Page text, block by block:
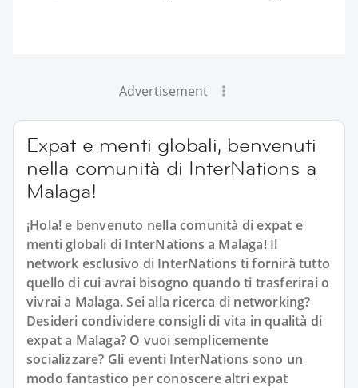
Advertisement
Expat e menti globali, benvenuti
nella comunità di InterNations a
Malaga!
¡Hola! e benvenuto nella comunità di expat e
menti globali di InterNations a Malaga! Il
network esclusivo di InterNations ti fornirà tutto
quello di cui avrai bisogno quando ti trasferirai o
vivrai a Malaga. Sei alla ricerca di networking?
Desideri condividere consigli di vita in qualità di
expat a Malaga? O vuoi semplicemente
socializzare? Gli eventi InterNations sono un
modo fantastico per conoscere altri expat